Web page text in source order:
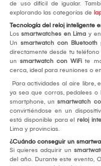
de uso difícil de igualar.
explorando las categorías de
Tecnología del reloj inteligente
Los smartwatches en Lima y
Un smartwatch con Bluetooth
directamente desde tu
un smartwatch con WiFi te
cerca, ideal para reuniones o
Para actividades al aire libre,
ya sea que corras, pedalees o
smartphone, un smartwatch
convirtiéndose en un
está disponible para el reloj
Lima y provincias.
¿Cuándo conseguir un
Si quieres adquirir un
del año. Durante este evento,